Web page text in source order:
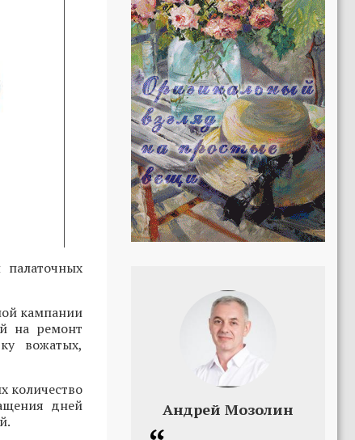
кампании
на ремонт
вожатых,
количество
дней
Андрей Мозолин